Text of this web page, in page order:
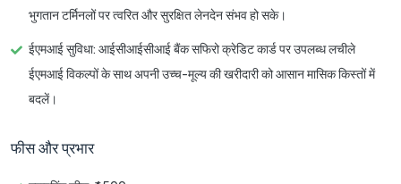
भुगतान टर्मिनलों पर त्वरित और सुरक्षित लेनदेन संभव हो सके।
ईएमआई सुविधा: आईसीआईसीआई बैंक सफिरो क्रेडिट कार्ड पर उपलब्ध लचीले
ईएमआई विकल्पों के साथ अपनी उच्च-मूल्य की खरीदारी को आसान मासिक किस्तों में
बदलें।
फीस और प्रभार